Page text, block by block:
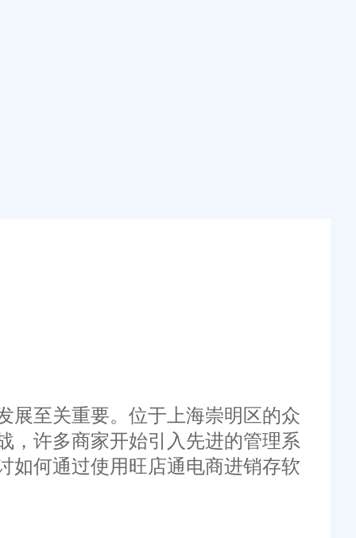
至关重要。位于上海崇明区的众
，许多商家开始引入先进的管理系
如何通过使用旺店通电商进销存软